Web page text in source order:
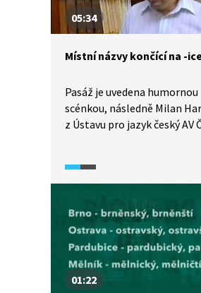
05:34
Místní názvy končící na -
Pasáž je uvedena humornou
scénkou, následně Milan
z Ústavu pro jazyk český AV
i různé typy. Věnuje se i
ice. Odkazuje na publikaci
Polívkové s názvem Naše
jména a jak jich užívat, která
pojednává o třech tisících
místních jmen.
01:22